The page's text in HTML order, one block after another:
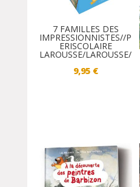
7 FAMILLES DES
IMPRESSIONNISTES//P
ERISCOLAIRE
LAROUSSE/LAROUSSE/
9,95 €